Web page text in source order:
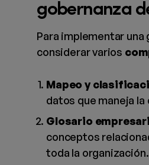
gobernanza
Para implementar
considerar varios
Mapeo y
datos que maneja
Glosario
conceptos
toda la organización.